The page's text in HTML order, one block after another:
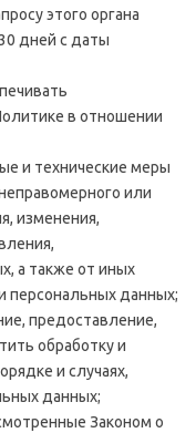
этого органа
дней с даты
в отношении
и технические меры
или
изменения,
а также от иных
персональных данных;
предоставление,
обработку и
и случаях,
данных;
Законом о